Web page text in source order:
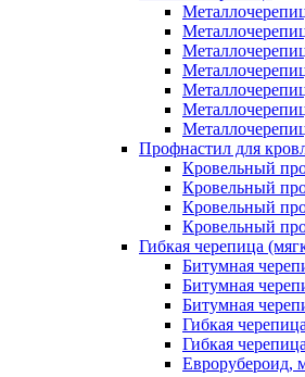
Профнастил для
Кровельный
Кровельный
Кровельный
Кровельный
Гибкая черепица
Битумная
Битумная
Битумная
Гибкая
Гибкая
Еврорубероид,